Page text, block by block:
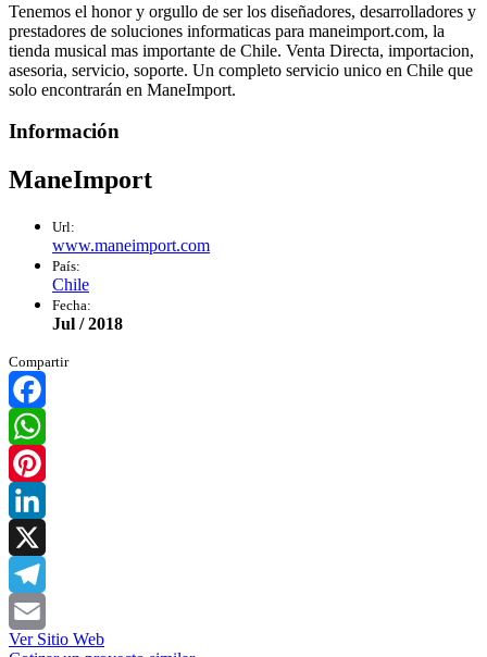
Tenemos el honor y orgullo de ser los diseñadores, desarrolladores y
prestadores de soluciones informaticas para maneimport.com, la
tienda musical mas importante de Chile. Venta Directa, importacion,
asesoria, servicio, soporte. Un completo servicio unico en Chile que
solo encontrarán en ManeImport.
Información
ManeImport
Url:
www.maneimport.com
País:
Chile
Fecha:
Jul / 2018
Compartir
Facebook
WhatsApp
Pinterest
LinkedIn
X
Telegram
Email
Ver Sitio Web